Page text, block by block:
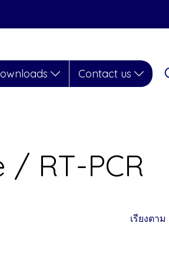
Contact us
/ RT-PCR
เรียงตาม